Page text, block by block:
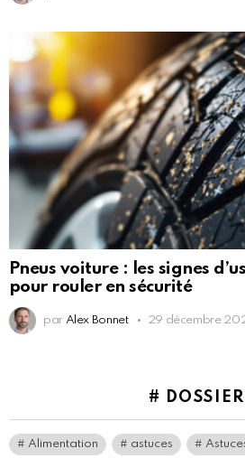
Pneus voiture : les signes
pour rouler en sécurité
par Alex Bonnet 29 décembre
#
Alimentation astuces